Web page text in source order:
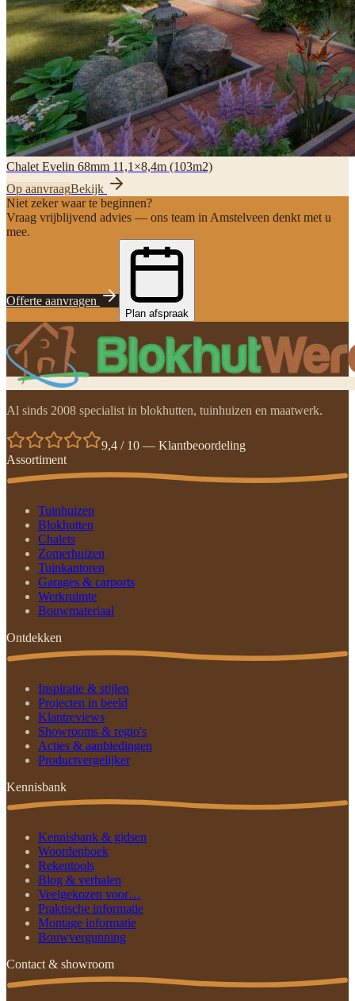
Chalet Evelin 68mm 11,1×8,4m (103m2)
Op aanvraagBekijk
Niet zeker waar te beginnen?
Vraag vrijblijvend advies — ons team in Amstelveen denkt met u
mee.
Offerte aanvragen
Plan afspraak
Al sinds 2008 specialist in blokhutten, tuinhuizen en maatwerk.
9,4 / 10 — Klantbeoordeling
Assortiment
Tuinhuizen
Blokhutten
Chalets
Zomerhuizen
Tuinkantoren
Garages & carports
Werkruimte
Bouwmateriaal
Ontdekken
Inspiratie & stijlen
Projecten in beeld
Klantreviews
Showrooms & regio's
Acties & aanbiedingen
Productvergelijker
Kennisbank
Kennisbank & gidsen
Woordenboek
Rekentools
Blog & verhalen
Veelgekozen voor…
Praktische informatie
Montage informatie
Bouwvergunning
Contact & showroom